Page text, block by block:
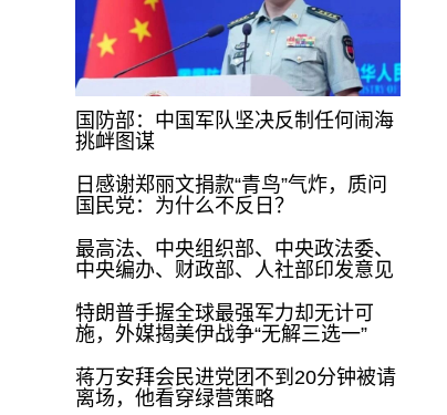
国防部：中国军队坚决反制任何闹海
挑衅图谋
日感谢郑丽文捐款“青鸟”气炸，质问
国民党：为什么不反日？
最高法、中央组织部、中央政法委、
中央编办、财政部、人社部印发意见
特朗普手握全球最强军力却无计可
施，外媒揭美伊战争“无解三选一”
蒋万安拜会民进党团不到20分钟被请
离场，他看穿绿营策略